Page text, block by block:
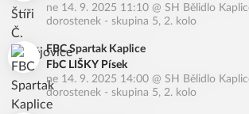
ne 14. 9. 2025 11:10 @ SH Bělidlo
dorostenek - skupina 5, 2. kolo
FBC Spartak Kaplice
FbC LIŠKY Písek
ne 14. 9. 2025 14:00 @ SH Bělidlo
dorostenek - skupina 5, 2. kolo